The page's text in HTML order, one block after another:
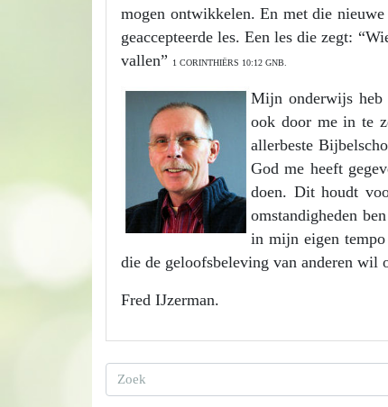
mogen ontwikkelen. En met die
geaccepteerde les. Een les die zegt:
vallen”
1 CORINTHIËRS 10:12 GNB.
Mijn onderwijs heb
ook door me in te
allerbeste
God me heeft
doen. Dit houdt
omstandigheden
in mijn eigen
die de geloofsbeleving van anderen wil
Fred IJzerman.